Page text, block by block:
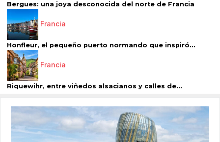
Bergues: una joya desconocida del norte de Francia
Francia
Honfleur, el pequeño puerto normando que inspiró...
Francia
Riquewihr, entre viñedos alsacianos y calles de...